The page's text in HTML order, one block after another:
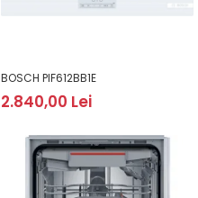
BOSCH PIF612BB1E
2.840,00 Lei